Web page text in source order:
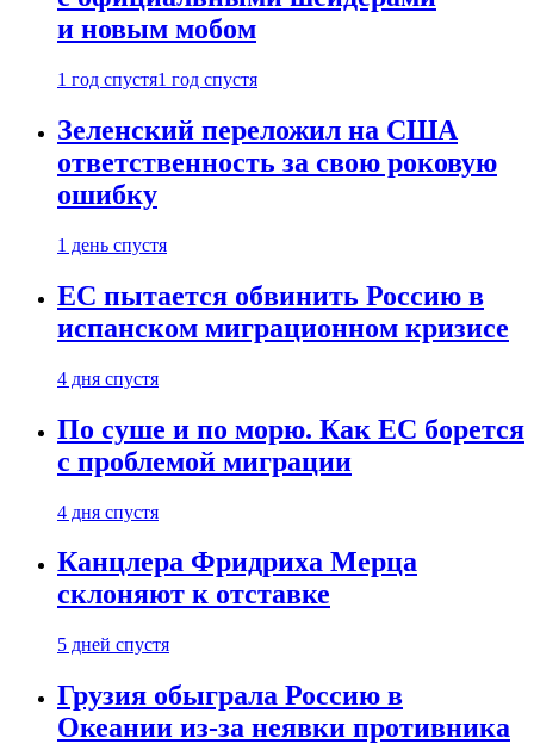
и новым мобом
1 год спустя1 год спустя
Зеленский переложил на США
ответственность за свою роковую
ошибку
1 день спустя
ЕС пытается обвинить Россию в
испанском миграционном кризисе
4 дня спустя
По суше и по морю. Как ЕС борется
с проблемой миграции
4 дня спустя
Канцлера Фридриха Мерца
склоняют к отставке
5 дней спустя
Грузия обыграла Россию в
Океании из-за неявки противника